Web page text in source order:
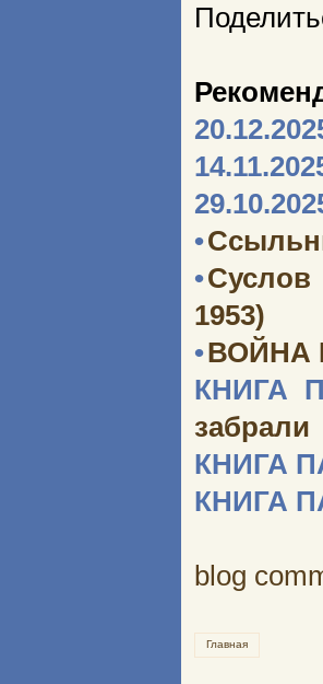
•
•
1953)
•ВОЙНА
КНИГА
забрали
КНИГА
КНИГА
blog
Главная